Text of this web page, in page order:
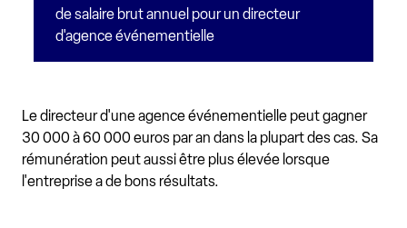
de salaire brut annuel pour un directeur
d'agence événementielle
Le directeur d'une agence événementielle peut gagner
30 000 à 60 000 euros par an dans la plupart des cas. Sa
rémunération peut aussi être plus élevée lorsque
l'entreprise a de bons résultats.